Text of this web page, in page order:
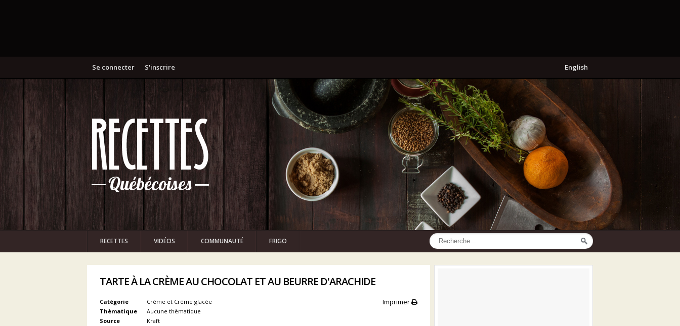
S'inscrire
Se connecter English
RECETTES VIDÉOS COMMUNAUTÉ FRIGO
TARTE À LA CRÈME AU CHOCOLAT ET AU BEURRE D'ARACHIDE
Imprimer
Catégorie
Crème et Crème glacée
Thèmatique
Aucune thèmatique
Source
Kraft